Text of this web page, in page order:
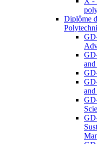
Diplôme
and